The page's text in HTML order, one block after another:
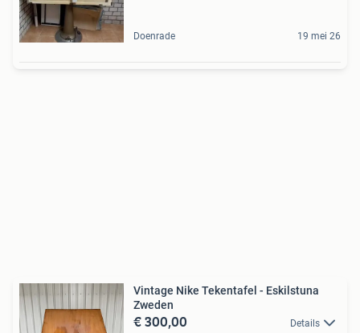
Doenrade 19 mei 26
Vintage Nike Tekentafel - Eskilstuna
Zweden
€ 300,00 Details